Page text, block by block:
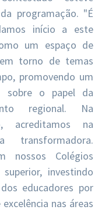
programação. "É
início a este
um espaço de
torno de temas
promovendo um
sobre o papel da
regional. Na
acreditamos na
transformadora.
nossos Colégios
investindo
educadores por
nas áreas